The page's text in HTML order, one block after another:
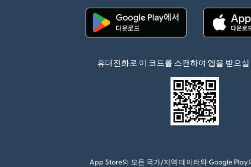
휴대전화로 이 코드를 스캔하여 앱을 받으
App Store의 모든 국가/지역 데이터와 Google Play